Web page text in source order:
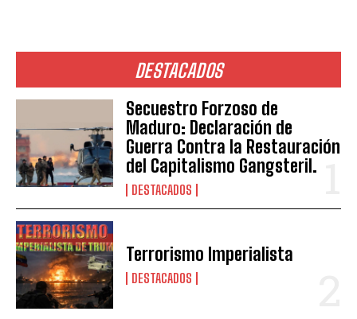
DESTACADOS
Secuestro Forzoso de
Maduro: Declaración de
Guerra Contra la Restauración
del Capitalismo Gangsteril.
DESTACADOS
Terrorismo Imperialista
DESTACADOS